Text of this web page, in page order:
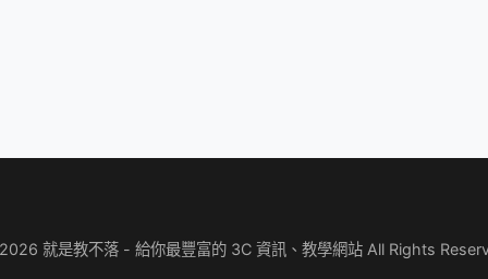
就是教不落 - 給你最豐富的 3C 資訊、教學網站 All Rights